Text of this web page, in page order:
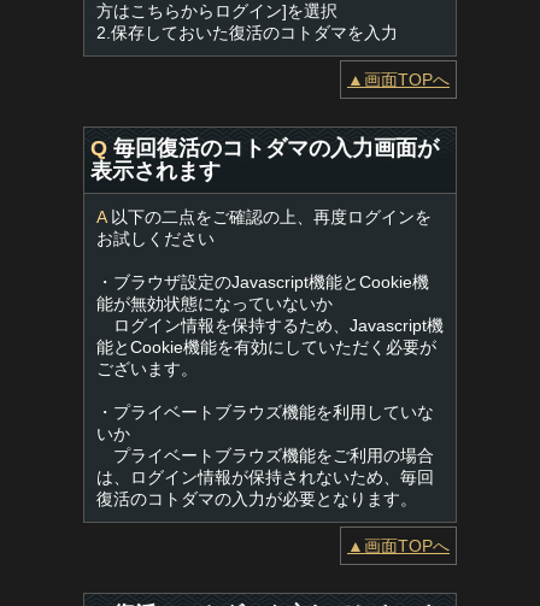
方はこちらからログイン]を選択
2.保存しておいた復活のコトダマを入力
▲画面TOPへ
Q 毎回復活のコトダマの入力画面が
表示されます
A以下の二点をご確認の上、再度ログインを
お試しください
・ブラウザ設定のJavascript機能とCookie機
能が無効状態になっていないか
ログイン情報を保持するため、Javascript機
能とCookie機能を有効にしていただく必要が
ございます。
・プライベートブラウズ機能を利用していな
いか
プライベートブラウズ機能をご利用の場合
は、ログイン情報が保持されないため、毎回
復活のコトダマの入力が必要となります。
▲画面TOPへ